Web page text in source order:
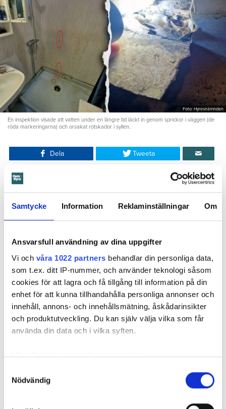
Samtycke Information Reklaminställningar Om
Ansvarsfull användning av dina uppgifter
Vi och våra 1022 partners behandlar din personliga data,
som t.ex. ditt IP-nummer, och använder teknologi såsom
cookies för att lagra och få tillgång till information på din
enhet för att kunna tillhandahålla personliga annonser och
innehåll, annons- och innehållsmätning, åskådarinsikter
och produktutveckling. Du kan själv välja vilka som får
använda din data och i vilka syften.
Med din tillåtelse skulle vi även vilja:
som kan ha en noggrannhet på upp till flera meter
Nödvändig
Foto: Hyresnämnden
En inspektion visade att vatten under en längre tid läckt in genom sprickor i väggen (de
röda markeringarna) och orsakat rötskador i syllen.
Dela Tweeta
Hyresgästen har bott i lägenheten i skånska Båstad sedan
1995 men måste nu flytta sedan hans kontrakt prövats både
Det var när hyresvärdens hantverkare skulle byta ett
duschmunstycke under hösten förra året som en spricka i
plastmattan på väggen i duschen upptäcktes. Strax efter
detta lät värden ett företag göra en besiktning av
badrummet. Då upptäcktes att vatten läckt från den trasiga
svetsskarven under en längre tid och orsakat omfattande
vattenskador.
Därför sade den privata hyresvärden upp hyreskontraktet
uppsägningen.